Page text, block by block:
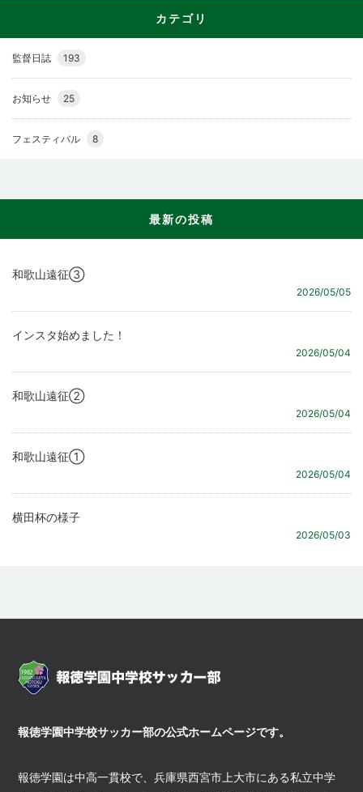
カテゴリ
監督日誌 193
お知らせ 25
フェスティバル 8
最新の投稿
和歌山遠征③
2026/05/05
インスタ始めました！
2026/05/04
和歌山遠征②
2026/05/04
和歌山遠征①
2026/05/04
横田杯の様子
2026/05/03
報徳学園中学校サッカー部の公式ホームページです。
報徳学園は中高一貫校で、兵庫県西宮市上大市にある私立中学